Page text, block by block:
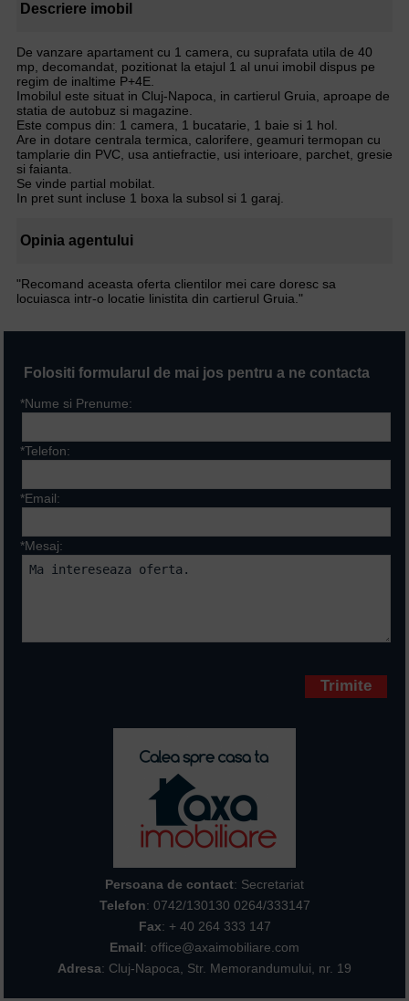
Descriere imobil
De vanzare apartament cu 1 camera, cu suprafata utila de 40
mp, decomandat, pozitionat la etajul 1 al unui imobil dispus pe
regim de inaltime P+4E.
Imobilul este situat in Cluj-Napoca, in cartierul Gruia, aproape de
statia de autobuz si magazine.
Este compus din: 1 camera, 1 bucatarie, 1 baie si 1 hol.
Are in dotare centrala termica, calorifere, geamuri termopan cu
tamplarie din PVC, usa antiefractie, usi interioare, parchet, gresie
si faianta.
Se vinde partial mobilat.
In pret sunt incluse 1 boxa la subsol si 1 garaj.
Opinia agentului
"Recomand aceasta oferta clientilor mei care doresc sa
locuiasca intr-o locatie linistita din cartierul Gruia."
Folositi formularul de mai jos pentru a ne contacta
*Nume si Prenume:
*Telefon:
*Email:
*Mesaj:
Persoana de contact: Secretariat
Telefon: 0742/130130 0264/333147
Fax: + 40 264 333 147
Email: office@axaimobiliare.com
Adresa: Cluj-Napoca, Str. Memorandumului, nr. 19